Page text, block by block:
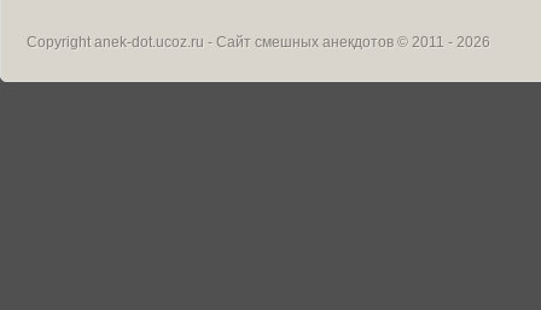
Copyrightanek-dot.ucoz.ru - Сайт смешных анекдотов © 2011 - 2026